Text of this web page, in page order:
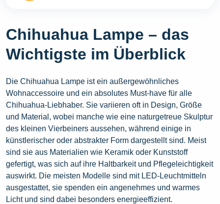
Chihuahua Lampe – das
Wichtigste im Überblick
Die Chihuahua Lampe ist ein außergewöhnliches
Wohnaccessoire und ein absolutes Must-have für alle
Chihuahua-Liebhaber. Sie variieren oft in Design, Größe
und Material, wobei manche wie eine naturgetreue Skulptur
des kleinen Vierbeiners aussehen, während einige in
künstlerischer oder abstrakter Form dargestellt sind. Meist
sind sie aus Materialien wie Keramik oder Kunststoff
gefertigt, was sich auf ihre Haltbarkeit und Pflegeleichtigkeit
auswirkt. Die meisten Modelle sind mit LED-Leuchtmitteln
ausgestattet, sie spenden ein angenehmes und warmes
Licht und sind dabei besonders energieeffizient.